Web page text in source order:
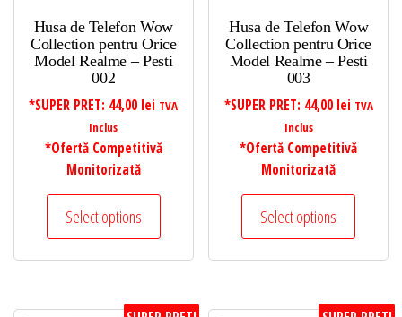
Husa de Telefon Wow
Collection pentru Orice
Model Realme – Pesti
002
*SUPER PRET: 44,00 lei TVA
Inclus
*Ofertă Competitivă
Monitorizată
Select options
Husa de Telefon Wow
Collection pentru Orice
Model Realme – Pesti
003
*SUPER PRET: 44,00 lei TVA
Inclus
*Ofertă Competitivă
Monitorizată
Select options